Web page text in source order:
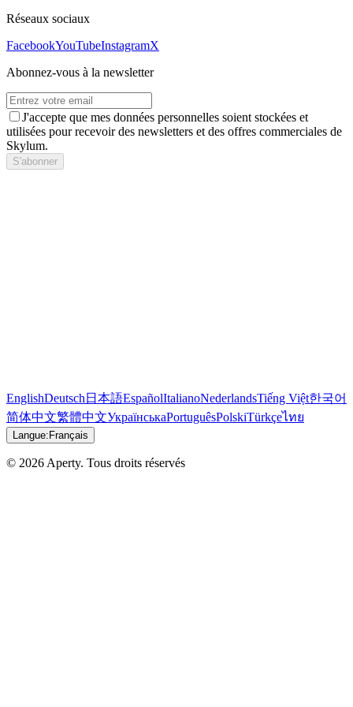
Réseaux sociaux
FacebookYouTubeInstagramX
Abonnez-vous à la newsletter
J'accepte que mes données personnelles soient stockées et
utilisées pour recevoir des newsletters et des offres commerciales de
Skylum.
S'abonner
EnglishDeutsch 日本語EspañolItalianoNederlandsTiếng Việt한국어
简体中文繁體中文УкраїнськаPortuguêsPolskiTürkçeไทย
Langue: Français
© 2026 Aperty. Tous droits réservés